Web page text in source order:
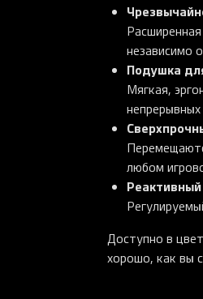
независимо
Подушка
Мягкая,
любом
Доступно в
хорошо, как вы